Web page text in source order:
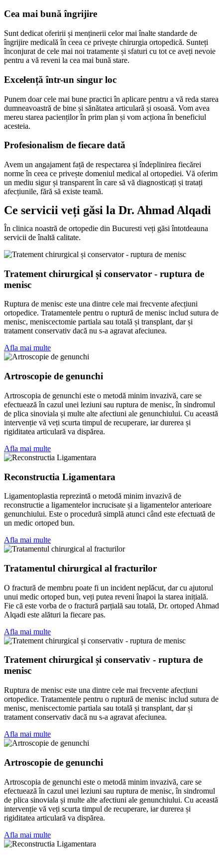
Cea mai bună îngrijire
Sunt dedicat oferirii și menținerii celor mai înalte standarde de
îngrijire medicală în ceea ce privește chirurgia ortopedică. Sunteți
înconjurat de cele mai noi tratamente și sfaturi cu tot ce aveți nevoie
pentru a vă reveni la cea mai bună stare.
Excelență într-un singur loc
Punem doar cele mai bune practici în aplicare pentru a vă reda starea
dumneavoastră de bine și sănătatea articulară și osoasă. Vom avea
mereu starea pacienților în prim plan și vom acționa în beneficiul
acesteia.
Profesionalism de fiecare dată
Avem un angajament față de respectarea și îndeplinirea fiecărei
norme în ceea ce privește domeniul medical al ortopediei. Vă oferim
un mediu sigur și transparent în care să vă diagnosticați și tratați
afecțiunile, fără să existe teamă.
Ce servicii veți găsi la Dr. Ahmad Alqadi
În clinica noastră de ortopedie din Bucuresti veți găsi întotdeauna
servicii de înaltă calitate.
Tratement chirurgical și conservator - ruptura de
menisc
Ruptura de menisc este una dintre cele mai frecvente afecțiuni
ortopedice. Tratamentele pentru o ruptură de menisc includ sutura de
menisc, meniscectomie partiala sau totală și transplant, dar și
tratament conservativ dacă nu s-a agravat afeciunea.
Afla mai multe
Artroscopie de genunchi
Artroscopia de genunchi este o metodă minim invazivă, care se
efectuează în cazul unei leziuni sau ruptura de menisc, în sindromul
de plica sinoviala și multe alte afectiuni ale genunchiului. Cu această
intervenție vă veți scurta timpul de recuperare, iar durerea și
rigiditatea articulară va dispărea.
Afla mai multe
Reconstructia Ligamentara
Ligamentoplastia reprezintă o metodă minim invazivă de
reconstructie a ligamentelor incrucisate și a ligamentelor anterioare
genunchiului. Este o procedură simplă atunci când este efectuată de
un medic ortoped bun.
Afla mai multe
Tratamentul chirurgical al fracturilor
O fractură de membru poate fi un incident neplăcut, dar cu ajutorul
unui medic ortoped bun, veți putea reveni înapoi la starea inițială.
Fie că este vorba de o fractură parțială sau totală, Dr. ortoped Ahmad
Alqadi este alături la fiecare pas.
Afla mai multe
Tratement chirurgical și conservativ - ruptura de
menisc
Ruptura de menisc este una dintre cele mai frecvente afecțiuni
ortopedice. Tratamentele pentru o ruptură de menisc includ sutura de
menisc, meniscectomie partiala sau totală și transplant, dar și
tratament conservativ dacă nu s-a agravat afeciunea.
Afla mai multe
Artroscopie de genunchi
Artroscopia de genunchi este o metodă minim invazivă, care se
efectuează în cazul unei leziuni sau ruptura de menisc, în sindromul
de plica sinoviala și multe alte afectiuni ale genunchiului. Cu această
intervenție vă veți scurta timpul de recuperare, iar durerea și
rigiditatea articulară va dispărea.
Afla mai multe